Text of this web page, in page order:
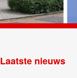
Laatste nieuws